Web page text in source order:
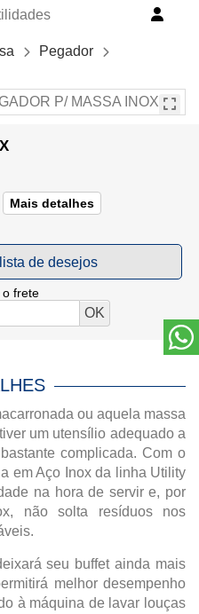
Pegador
Mais detalhes
o frete
ou aquela massa
um utensílio adequado a
complicada. Com o
em Aço Inox da linha Utility
na hora de servir e, por
não solta resíduos nos
seu buffet ainda mais
melhor desempenho
à máquina de lavar louças